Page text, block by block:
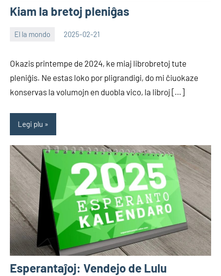
Kiam la bretoj pleniĝas
El la mondo 2025-02-21
Okazis printempe de 2024, ke miaj librobretoj tute
pleniĝis. Ne estas loko por pligrandigi, do mi ĉiuokaze
konservas la volumojn en duobla vico, la libroj […]
Legi plu
Esperantaĵoj: Vendejo de Lulu